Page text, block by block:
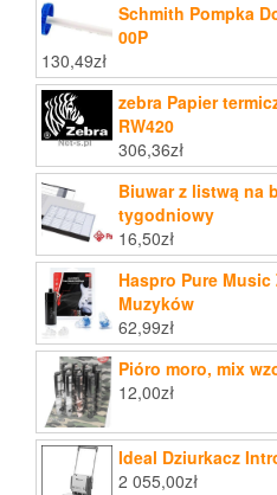
Schmith Pompka
00P
130,49zł
zebra Papier
RW420
306,36zł
Biuwar z listwą na
tygodniowy
16,50zł
Haspro Pure
Muzyków
62,99zł
Pióro moro, mix
12,00zł
Ideal Dziurkacz
2 055,00zł